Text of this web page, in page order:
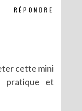
RÉPONDRE
cette mini
pratique et